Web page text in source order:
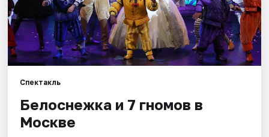
Спорт
События
Площадки
Артисты
Спектакль
Белоснежка и 7 гномов в
Москве